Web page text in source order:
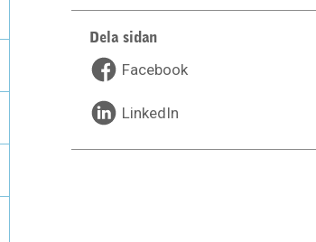
Dela sidan
Facebook
LinkedIn